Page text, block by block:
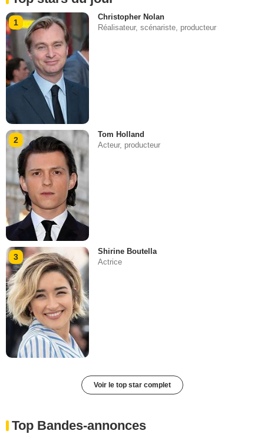
1
Christopher Nolan
Réalisateur, scénariste, producteur
2
Tom Holland
Acteur, producteur
3
Shirine Boutella
Actrice
Voir le top star complet
Top Bandes-annonces